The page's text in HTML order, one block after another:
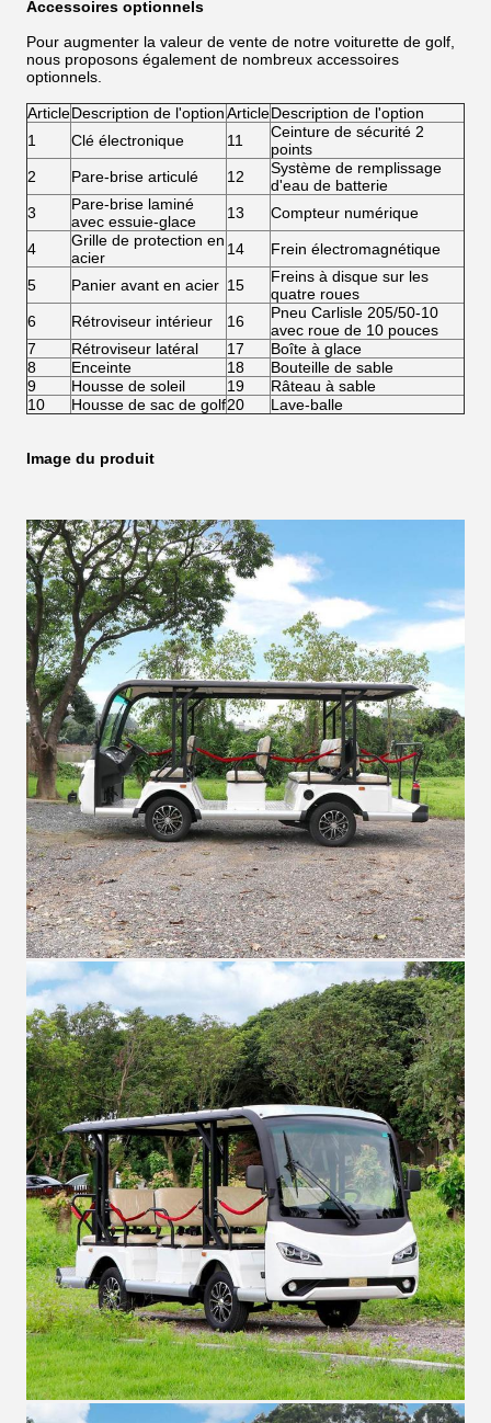
Accessoires optionnels
Pour augmenter la valeur de vente de notre voiturette de golf,
nous proposons également de nombreux accessoires
optionnels.
ArticleDescription de l'optionArticleDescription de l'option
1
Clé électronique 11
Ceinture de sécurité 2
points
2
Pare-brise articulé 12
Système de remplissage
d'eau de batterie
3
Pare-brise laminé
avec essuie-glace
13 Compteur numérique
4
Grille de protection en
acier
14 Frein électromagnétique
5 Panier avant en acier 15
Freins à disque sur les
quatre roues
6
Rétroviseur intérieur 16
Pneu Carlisle 205/50-10
avec roue de 10 pouces
7
Rétroviseur latéral 17
Boîte à glace
8
Enceinte 18
Bouteille de sable
9
Housse de soleil 19
Râteau à sable
10
Housse de sac de golf20 Lave-balle
Image du produit